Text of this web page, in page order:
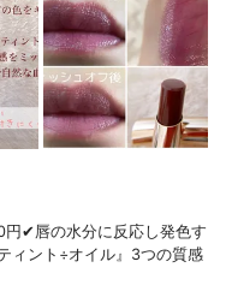
✔︎唇の水分に反応し発色す
ィント÷オイル』3つの質感